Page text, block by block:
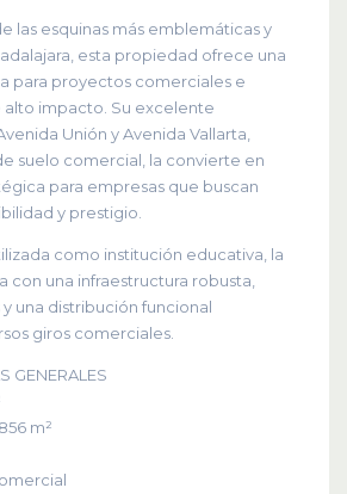
las esquinas más emblemáticas y
esta propiedad ofrece una
para proyectos comerciales e
alto impacto. Su excelente
Unión y Avenida Vallarta,
suelo comercial, la convierte en
para empresas que buscan
y prestigio.
como institución educativa, la
con una infraestructura robusta,
una distribución funcional
giros comerciales.
GENERALES
m²